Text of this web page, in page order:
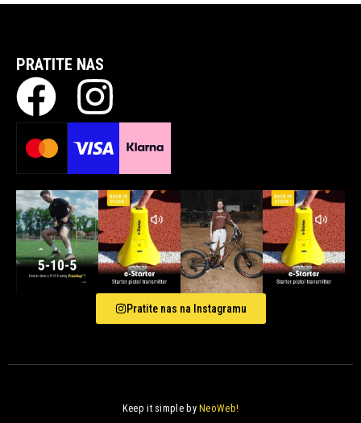
PRATITE NAS
Pratite nas na Instagramu
Keep it simple byNeoWeb!